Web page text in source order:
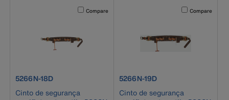
Activating this element will cause content on the page to
Compare
product number 5266N-18D
5266N-18D
Cinto de segurança
Activating this
Compare
product number 5266N-19D
5266N-19D
Cinto de segurança